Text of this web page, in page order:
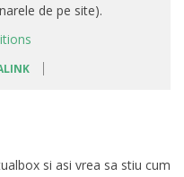
de pe site).
si asi vrea sa stiu cum